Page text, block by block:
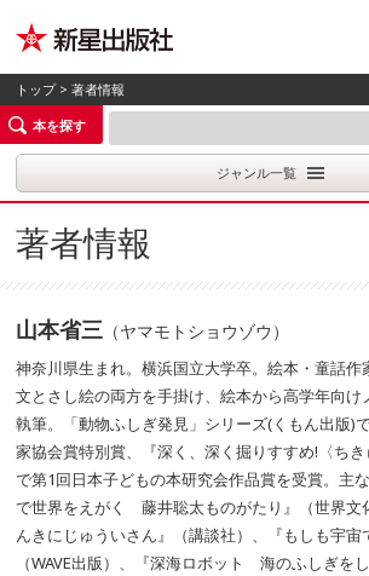
トップ> 著者情報
本を探す
ジャンル一覧
著者情報
山本省三 （ヤマモトショウゾウ）
神奈川県生まれ。横浜国立大学卒。絵本・童話作
文とさし絵の両方を手掛け、絵本から高学年向け
執筆。「動物ふしぎ発見」シリーズ(くもん出版)
家協会賞特別賞、『深く、深く掘りすすめ!〈ち
で第1回日本子どもの本研究会作品賞を受賞。主
で世界をえがく 藤井聡太ものがたり』（世界文
んきにじゅういさん』（講談社）、『もしも宇宙
（WAVE出版）、『深海ロボット 海のふしぎを